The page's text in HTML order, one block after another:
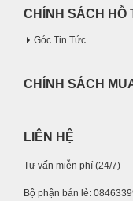
CHÍNH SÁCH HỖ
Góc Tin Tức
CHÍNH SÁCH
LIÊN HỆ
Tư vấn miễn phí (24/7)
Bộ phận bán lẻ: